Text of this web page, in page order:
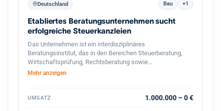
Deutschland Bau +1
Etabliertes Beratungsunternehmen sucht
erfolgreiche Steuerkanzleien
Das Unternehmen ist ein interdisziplinäres
Beratungsinstitut, das in den Bereichen Steuerberatung,
Wirtschaftsprüfung, Rechtsberatung sowie
betriebswirtschaftliche Unternehmensberatung tätig ist. Es
sowie an Privatpersonen mit komplexen steuer‑ und
Mehr anzeigen
UMSATZ 1.000.000 – 0 €